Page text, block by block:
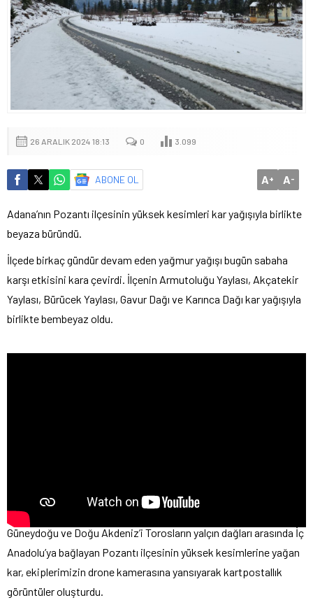
26 ARALIK 2024 18:13 0 3.099
ABONE OL A+ A-
Adana’nın Pozantı ilçesinin yüksek kesimleri kar yağışıyla birlikte
beyaza büründü.
İlçede birkaç gündür devam eden yağmur yağışı bugün sabaha
karşı etkisini kara çevirdi. İlçenin Armutoluğu Yaylası, Akçatekir
Yaylası, Bürücek Yaylası, Gavur Dağı ve Karınca Dağı kar yağışıyla
birlikte bembeyaz oldu.
Güneydoğu ve Doğu Akdeniz’i Torosların yalçın dağları arasında İç
Anadolu’ya bağlayan Pozantı ilçesinin yüksek kesimlerine yağan
kar, ekiplerimizin drone kamerasına yansıyarak kartpostallık
görüntüler oluşturdu.